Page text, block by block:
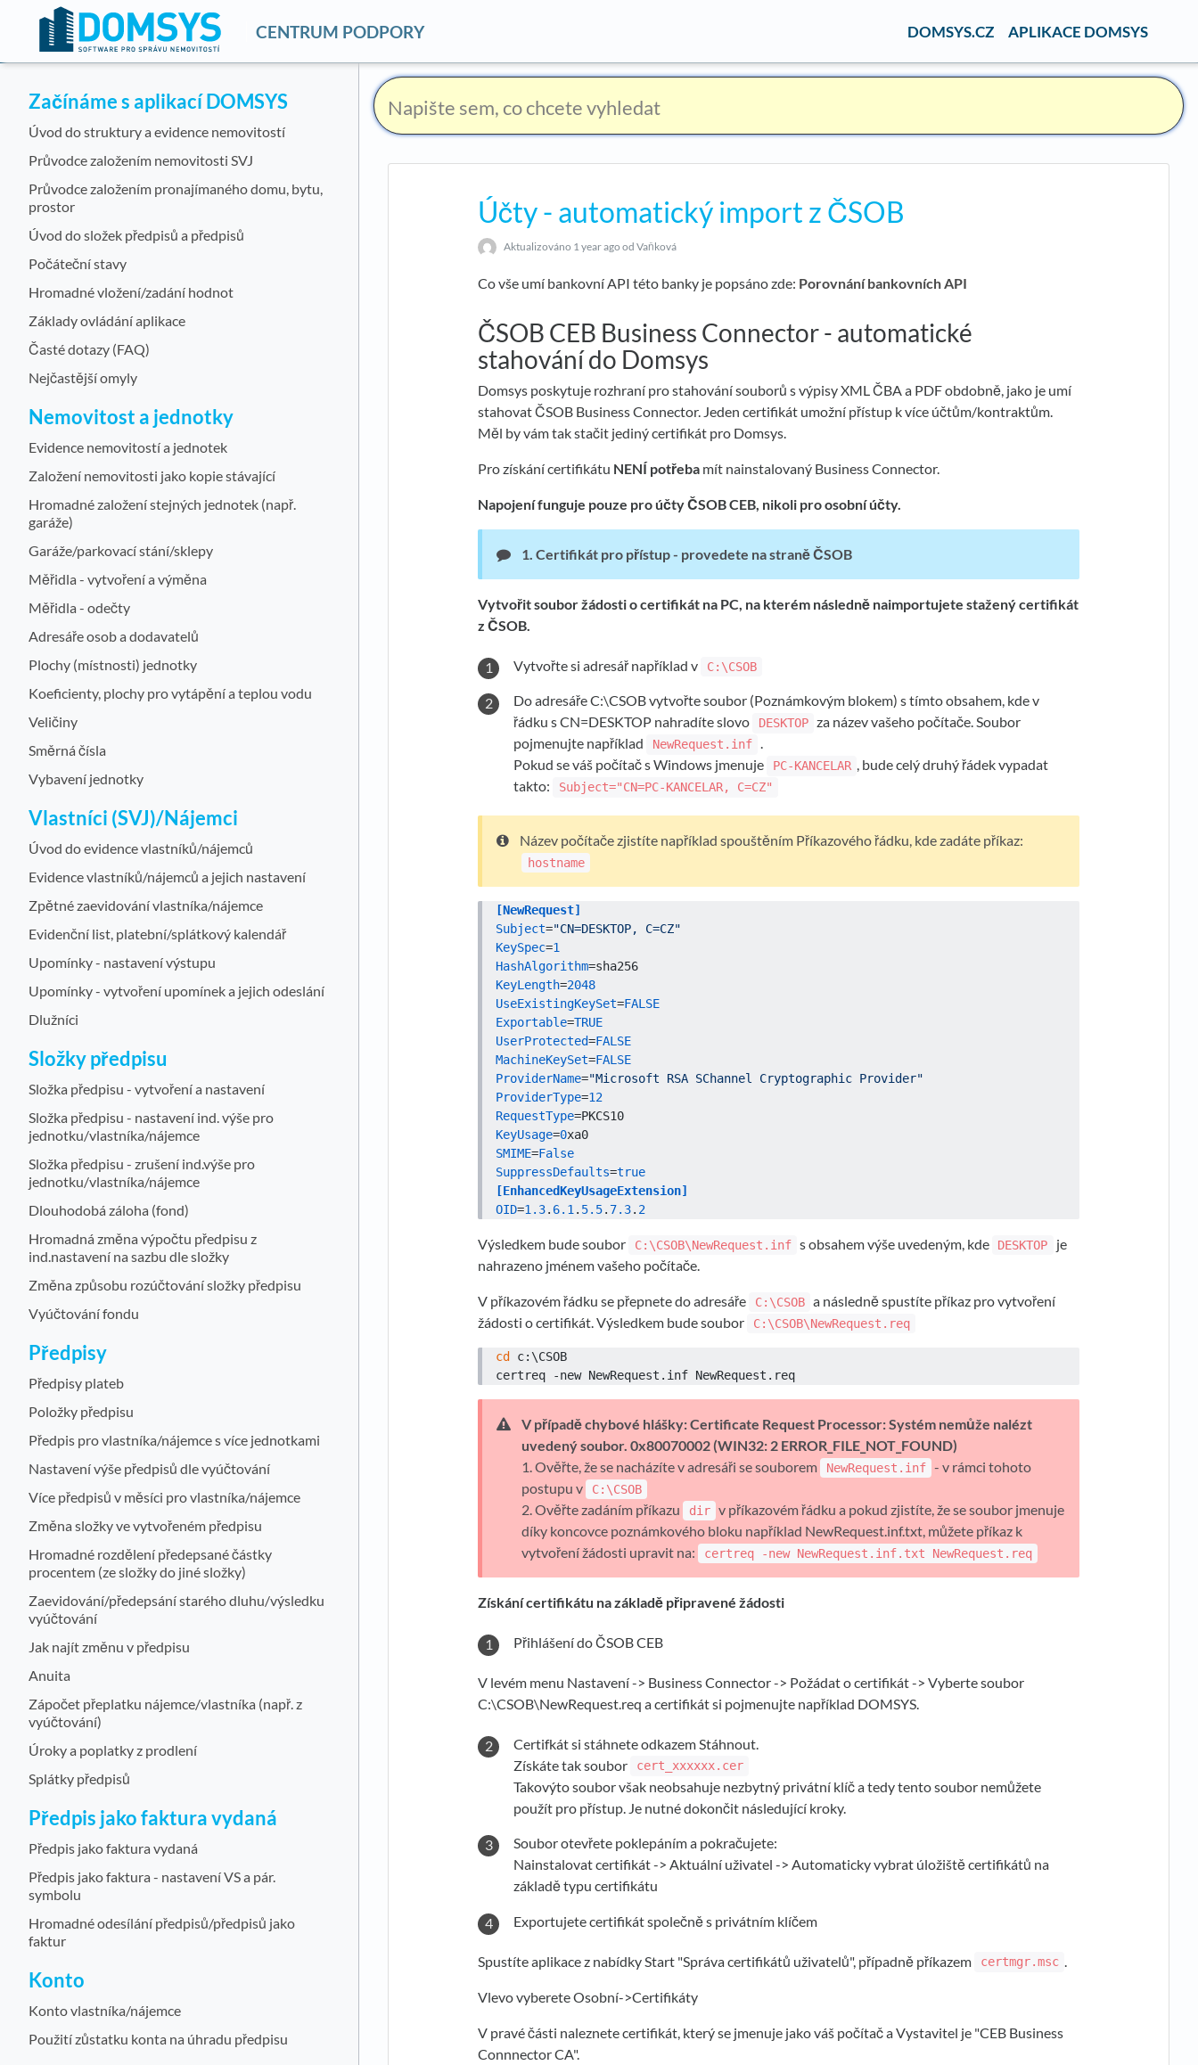
CENTRUM PODPORY DOMSYS.CZ APLIKACE DOMSYS
Začínáme s aplikací DOMSYS
Úvod do struktury a evidence nemovitostí
Průvodce založením nemovitosti SVJ
Průvodce založením pronajímaného domu, bytu,
prostor
Úvod do složek předpisů a předpisů
Počáteční stavy
Hromadné vložení/zadání hodnot
Základy ovládání aplikace
Časté dotazy (FAQ)
Nejčastější omyly
Nemovitost a jednotky
Evidence nemovitostí a jednotek
Založení nemovitosti jako kopie stávající
Hromadné založení stejných jednotek (např.
garáže)
Garáže/parkovací stání/sklepy
Měřidla - vytvoření a výměna
Měřidla - odečty
Adresáře osob a dodavatelů
Plochy (místnosti) jednotky
Koeficienty, plochy pro vytápění a teplou vodu
Veličiny
Směrná čísla
Vybavení jednotky
Vlastníci (SVJ)/Nájemci
Úvod do evidence vlastníků/nájemců
Evidence vlastníků/nájemců a jejich nastavení
Zpětné zaevidování vlastníka/nájemce
Evidenční list, platební/splátkový kalendář
Upomínky - nastavení výstupu
Upomínky - vytvoření upomínek a jejich odeslání
Dlužníci
Složky předpisu
Složka předpisu - vytvoření a nastavení
Složka předpisu - nastavení ind. výše pro
jednotku/vlastníka/nájemce
Složka předpisu - zrušení ind.výše pro
jednotku/vlastníka/nájemce
Dlouhodobá záloha (fond)
Hromadná změna výpočtu předpisu z
ind.nastavení na sazbu dle složky
Změna způsobu rozúčtování složky předpisu
Vyúčtování fondu
Předpisy
Předpisy plateb
Položky předpisu
Předpis pro vlastníka/nájemce s více jednotkami
Nastavení výše předpisů dle vyúčtování
Více předpisů v měsíci pro vlastníka/nájemce
Změna složky ve vytvořeném předpisu
Hromadné rozdělení předepsané částky
procentem (ze složky do jiné složky)
Zaevidování/předepsání starého dluhu/výsledku
vyúčtování
Jak najít změnu v předpisu
Anuita
Zápočet přeplatku nájemce/vlastníka (např. z
vyúčtování)
Úroky a poplatky z prodlení
Splátky předpisů
Předpis jako faktura vydaná
Předpis jako faktura vydaná
Předpis jako faktura - nastavení VS a pár.
symbolu
Hromadné odesílání předpisů/předpisů jako
faktur
Konto
Konto vlastníka/nájemce
Použití zůstatku konta na úhradu předpisu
Účty - automatický import z ČSOB
Aktualizováno 1 year ago od Vaňková
Co vše umí bankovní API této banky je popsáno zde: Porovnání bankovních API
ČSOB CEB Business Connector - automatické
stahování do Domsys
Domsys poskytuje rozhraní pro stahování souborů s výpisy XML ČBA a PDF obdobně, jako je umí
stahovat ČSOB Business Connector. Jeden certifikát umožní přístup k více účtům/kontraktům.
Měl by vám tak stačit jediný certifikát pro Domsys.
Pro získání certifikátu NENÍ potřeba mít nainstalovaný Business Connector.
Napojení funguje pouze pro účty ČSOB CEB, nikoli pro osobní účty.
1. Certifikát pro přístup - provedete na straně ČSOB
Vytvořit soubor žádosti o certifikát na PC, na kterém následně naimportujete stažený certifikát
z ČSOB.
Vytvořte si adresář například v C:\CSOB
Do adresáře C:\CSOB vytvořte soubor (Poznámkovým blokem) s tímto obsahem, kde v
řádku s CN=DESKTOP nahradíte slovo
DESKTOP za název vašeho počítače. Soubor
pojmenujte například
NewRequest.inf .
Pokud se váš počítač s Windows jmenuje
PC-KANCELAR , bude celý druhý řádek vypadat
takto:
Subject="CN=PC-KANCELAR, C=CZ"
Název počítače zjistíte například spouštěním Příkazového řádku, kde zadáte příkaz:
hostname
[NewRequest]
Subject="CN=DESKTOP, C=CZ"
KeySpec=1
HashAlgorithm
=sha256
KeyLength=2048
UseExistingKeySet=FALSE
Exportable=TRUE
UserProtected=FALSE
MachineKeySet=FALSE
ProviderName="Microsoft RSA SChannel Cryptographic Provider"
ProviderType=12
RequestType
=PKCS10
KeyUsage=0
xa0
SMIME=False
SuppressDefaults=true
[EnhancedKeyUsageExtension]
OID=1.3. 6.1 . 5.5. 7.3. 2
Výsledkem bude soubor C:\CSOB\NewRequest.inf s obsahem výše uvedeným, kde DESKTOP
je
nahrazeno jménem vašeho počítače.
V příkazovém řádku se přepnete do adresáře C:\CSOB a následně spustíte příkaz pro vytvoření
žádosti o certifikát. Výsledkem bude soubor
C:\CSOB\NewRequest.req
cd c:\CSOB
certreq -new NewRequest.inf NewRequest.req
V případě chybové hlášky: Certificate Request Processor: Systém nemůže nalézt
uvedený soubor. 0x80070002 (WIN32: 2 ERROR_FILE_NOT_FOUND)
1. Ověřte, že se nacházíte v adresáři se souborem
NewRequest.inf - v rámci tohoto
postupu v
C:\CSOB
2. Ověřte zadáním příkazu dir v příkazovém řádku a pokud zjistíte, že se soubor jmenuje
díky koncovce poznámkového bloku například NewRequest.inf.txt, můžete příkaz k
vytvoření žádosti upravit na:
certreq -new NewRequest.inf.txt NewRequest.req
Získání certifikátu na základě připravené žádosti
Přihlášení do ČSOB CEB
V levém menu Nastavení -> Business Connector -> Požádat o certifikát -> Vyberte soubor
C:\CSOB\NewRequest.req a certifikát si pojmenujte například DOMSYS.
Certifkát si stáhnete odkazem Stáhnout.
Získáte tak soubor
cert_xxxxxx.cer
Takovýto soubor však neobsahuje nezbytný privátní klíč a tedy tento soubor nemůžete
použít pro přístup. Je nutné dokončit následující kroky.
Soubor otevřete poklepáním a pokračujete:
Nainstalovat certifikát -> Aktuální uživatel -> Automaticky vybrat úložiště certifikátů na
základě typu certifikátu
Exportujete certifikát společně s privátním klíčem
Spustíte aplikace z nabídky Start "Správa certifikátů uživatelů", případně příkazem certmgr.msc
Vlevo vyberete Osobní->Certifikáty
V pravé části naleznete certifikát, který se jmenuje jako váš počítač a Vystavitel je "CEB Business
Connnector CA".